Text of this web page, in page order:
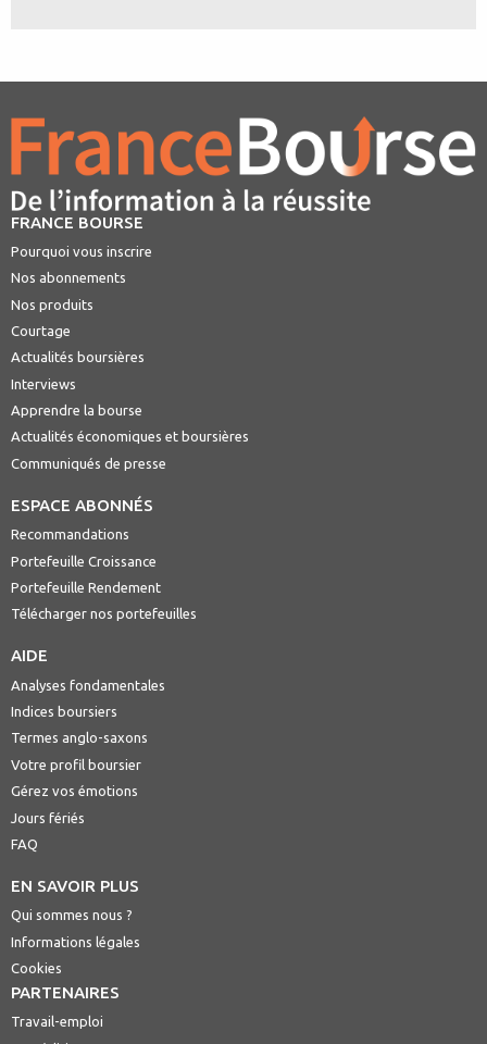
FRANCE BOURSE
Pourquoi vous inscrire
Nos abonnements
Nos produits
Courtage
Actualités boursières
Interviews
Apprendre la bourse
Actualités économiques et boursières
Communiqués de presse
ESPACE ABONNÉS
Recommandations
Portefeuille Croissance
Portefeuille Rendement
Télécharger nos portefeuilles
AIDE
Analyses fondamentales
Indices boursiers
Termes anglo-saxons
Votre profil boursier
Gérez vos émotions
Jours fériés
FAQ
EN SAVOIR PLUS
Qui sommes nous ?
Informations légales
Cookies
PARTENAIRES
Travail-emploi